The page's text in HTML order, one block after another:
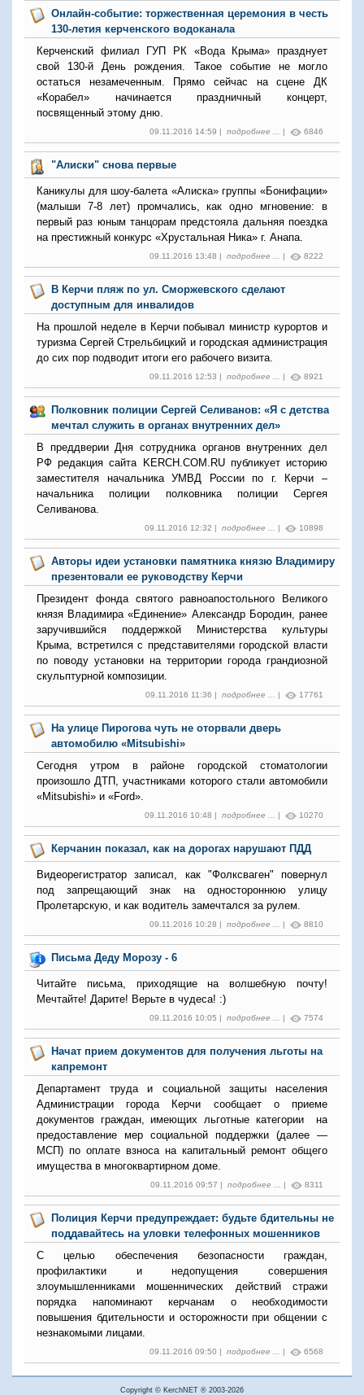
Онлайн-событие: торжественная церемония в честь
130-летия керченского водоканала
Керченский филиал ГУП РК «Вода Крыма» празднует
свой 130-й День рождения. Такое событие не могло
остаться незамеченным. Прямо сейчас на сцене ДК
«Корабел» начинается праздничный концерт,
посвященный этому дню.
09.11.2016 14:59 | подробнее ... | 6846
"Алиски" снова первые
Каникулы для шоу-балета «Алиска» группы «Бонифации»
(малыши 7-8 лет) промчались, как одно мгновение: в
первый раз юным танцорам предстояла дальняя поездка
на престижный конкурс «Хрустальная Ника» г. Анапа.
09.11.2016 13:48 | подробнее ... | 8222
В Керчи пляж по ул. Сморжевского сделают
доступным для инвалидов
На прошлой неделе в Керчи побывал министр курортов и
туризма Сергей Стрельбицкий и городская администрация
до сих пор подводит итоги его рабочего визита.
09.11.2016 12:53 | подробнее ... | 8921
Полковник полиции Сергей Селиванов: «Я с детства
мечтал служить в органах внутренних дел»
В преддверии Дня сотрудника органов внутренних дел
РФ редакция сайта KERCH.COM.RU публикует историю
заместителя начальника УМВД России по г. Керчи –
начальника полиции полковника полиции Сергея
Селиванова.
09.11.2016 12:32 | подробнее ... | 10898
Авторы идеи установки памятника князю Владимиру
презентовали ее руководству Керчи
Президент фонда святого равноапостольного Великого
князя Владимира «Единение» Александр Бородин, ранее
заручившийся поддержкой Министерства культуры
Крыма, встретился с представителями городской власти
по поводу установки на территории города грандиозной
скульптурной композиции.
09.11.2016 11:36 | подробнее ... | 17761
На улице Пирогова чуть не оторвали дверь
автомобилю «Mitsubishi»
Сегодня утром в районе городской стоматологии
произошло ДТП, участниками которого стали автомобили
«Mitsubishi» и «Ford».
09.11.2016 10:48 | подробнее ... | 10270
Керчанин показал, как на дорогах нарушают ПДД
Видеорегистратор записал, как "Фолксваген" повернул
под запрещающий знак на одностороннюю улицу
Пролетарскую, и как водитель замечтался за рулем.
09.11.2016 10:28 | подробнее ... | 8810
Письма Деду Морозу - 6
Читайте письма, приходящие на волшебную почту!
Мечтайте! Дарите! Верьте в чудеса! :)
09.11.2016 10:05 | подробнее ... | 7574
Начат прием документов для получения льготы на
капремонт
Департамент труда и социальной защиты населения
Администрации города Керчи сообщает о приеме
документов граждан, имеющих льготные категории на
предоставление мер социальной поддержки (далее —
МСП) по оплате взноса на капитальный ремонт общего
имущества в многоквартирном доме.
09.11.2016 09:57 | подробнее ... | 8311
Полиция Керчи предупреждает: будьте бдительны не
поддавайтесь на уловки телефонных мошенников
С целью обеспечения безопасности граждан,
профилактики и недопущения совершения
злоумышленниками мошеннических действий стражи
порядка напоминают керчанам о необходимости
повышения бдительности и осторожности при общении с
незнакомыми лицами.
09.11.2016 09:50 | подробнее ... | 6568
Copyright © KerchNET ® 2003-2026